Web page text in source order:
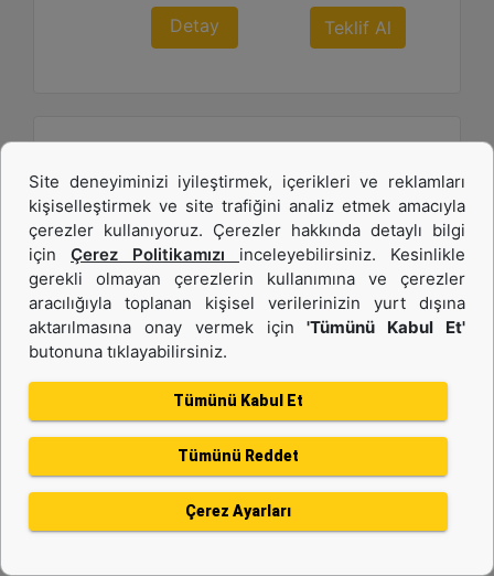
Detay Teklif Al
1,9 m3 (2,5 yd3), ISO Ataşman Değiştirici, Cıvata
Bağlantılı Kesici Kenar
94.5 inç - 2401 mm
1470 lb - 666.79 kg
Site deneyiminizi iyileştirmek, içerikleri ve reklamları
kişiselleştirmek ve site trafiğini analiz etmek amacıyla
çerezler kullanıyoruz. Çerezler hakkında detaylı bilgi
için Çerez Politikamızı inceleyebilirsiniz. Kesinlikle
gerekli olmayan çerezlerin kullanımına ve çerezler
aracılığıyla toplanan kişisel verilerinizin yurt dışına
aktarılmasına onay vermek için'Tümünü Kabul Et'
butonuna tıklayabilirsiniz.
Tümünü Kabul Et
Tümünü Reddet
Çerez Ayarları